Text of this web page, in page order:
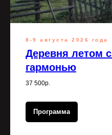
8-9 августа 2026 года
Деревня летом
гармонью
37 500р.
Программа